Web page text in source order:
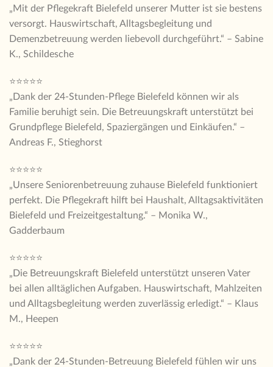
„Mit der Pflegekraft Bielefeld unserer Mutter ist sie bestens
versorgt. Hauswirtschaft, Alltagsbegleitung und
Demenzbetreuung werden liebevoll durchgeführt.“ – Sabine
K., Schildesche
⭐⭐⭐⭐⭐
„Dank der 24-Stunden-Pflege Bielefeld können wir als
Familie beruhigt sein. Die Betreuungskraft unterstützt bei
Grundpflege Bielefeld, Spaziergängen und Einkäufen.“ –
Andreas F., Stieghorst
⭐⭐⭐⭐⭐
„Unsere Seniorenbetreuung zuhause Bielefeld funktioniert
perfekt. Die Pflegekraft hilft bei Haushalt, Alltagsaktivitäten
Bielefeld und Freizeitgestaltung.“ – Monika W.,
Gadderbaum
⭐⭐⭐⭐⭐
„Die Betreuungskraft Bielefeld unterstützt unseren Vater
bei allen alltäglichen Aufgaben. Hauswirtschaft, Mahlzeiten
und Alltagsbegleitung werden zuverlässig erledigt.“ – Klaus
M., Heepen
⭐⭐⭐⭐⭐
„Dank der 24-Stunden-Betreuung Bielefeld fühlen wir uns